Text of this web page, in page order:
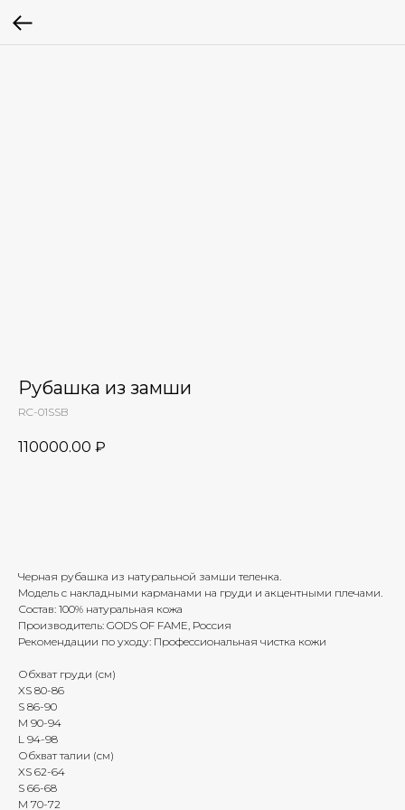
Рубашка из замши
RC-01SSB
110000.00 ₽
Черная рубашка из натуральной замши теленка.
Модель с накладными карманами на груди и акцентными плечами.
Состав: 100% натуральная кожа
Производитель: GODS OF FAME, Россия
Рекомендации по уходу: Профессиональная чистка кожи
Обхват груди (см)
XS 80-86
S 86-90
M 90-94
L 94-98
Обхват талии (см)
XS 62-64
S 66-68
M 70-72